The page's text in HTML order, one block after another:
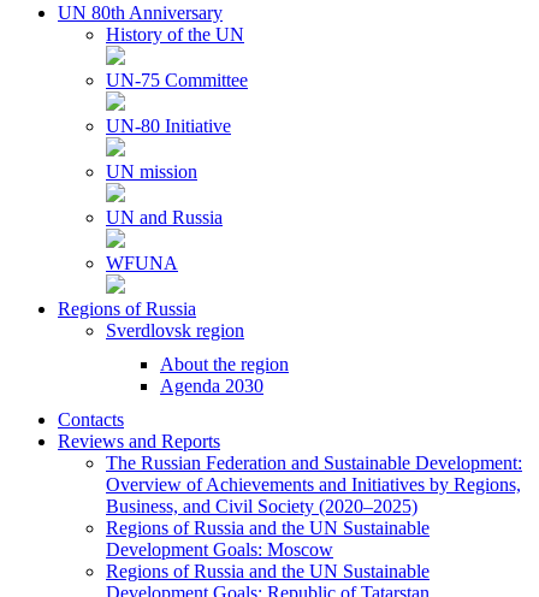
UN 80th Anniversary
History of the UN
UN-75 Committee
UN-80 Initiative
UN mission
UN and Russia
WFUNA
Regions of Russia
Sverdlovsk region
About the region
Agenda 2030
Contacts
Reviews and Reports
The Russian Federation and Sustainable Development:
Overview of Achievements and Initiatives by Regions,
Business, and Civil Society (2020–2025)
Regions of Russia and the UN Sustainable
Development Goals: Moscow
Regions of Russia and the UN Sustainable
Development Goals: Republic of Tatarstan